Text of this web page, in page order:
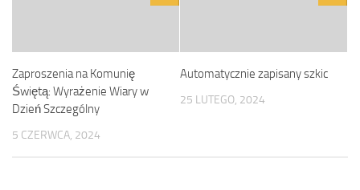
Zaproszenia na Komunię
Świętą: Wyrażenie Wiary w
Dzień Szczególny
5 CZERWCA, 2024
Automatycznie zapisany szkic
25 LUTEGO, 2024